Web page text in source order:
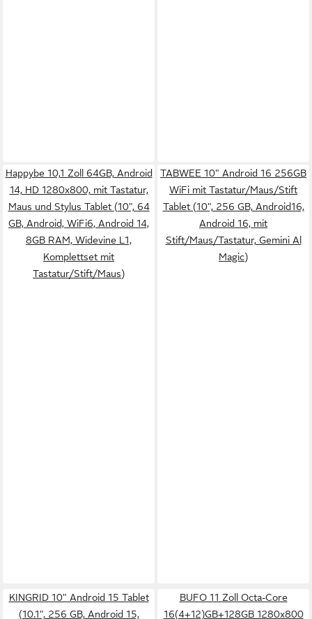
Happybe 10,1 Zoll 64GB, Android
14, HD 1280x800, mit Tastatur,
Maus und Stylus Tablet (10", 64
GB, Android, WiFi6, Android 14,
8GB RAM, Widevine L1,
Komplettset mit
Tastatur/Stift/Maus)
TABWEE 10" Android 16 256GB
WiFi mit Tastatur/Maus/Stift
Tablet (10", 256 GB, Android16,
Android 16, mit
Stift/Maus/Tastatur, Gemini Al
Magic)
KINGRID 10" Android 15 Tablet
(10.1", 256 GB, Android 15,
BUFO 11 Zoll Octa-Core
16(4+12)GB+128GB 1280x800